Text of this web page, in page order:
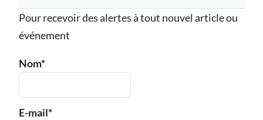
Pour recevoir des alertes à tout nouvel article ou
événement
Nom*
E-mail*